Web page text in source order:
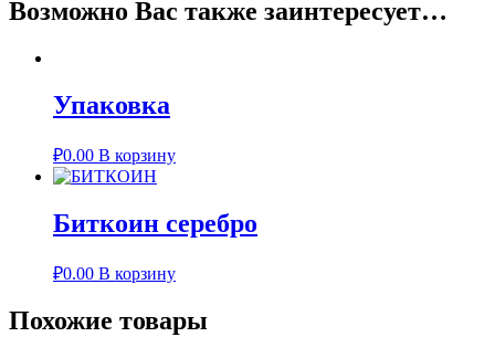
Возможно Вас также заинтересует…
Упаковка
₽0.00 В корзину
Биткоин серебро
₽0.00 В корзину
Похожие товары